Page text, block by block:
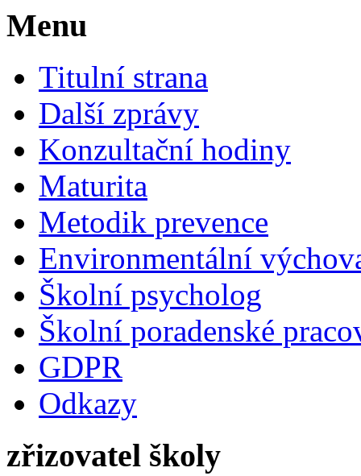
Menu
Titulní strana
Další zprávy
Konzultační hodiny
Maturita
Metodik prevence
Environmentální
Školní psycholog
Školní poradenské
GDPR
Odkazy
zřizovatel školy